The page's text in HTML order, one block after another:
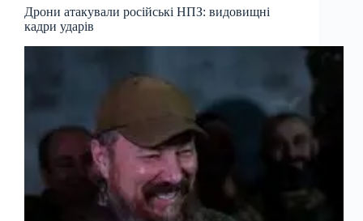
Дрони атакували російські НПЗ: видовищні
кадри ударів